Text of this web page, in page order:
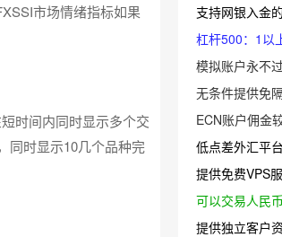
市场情绪指标如果
时间内同时显示多个交
同时显示10几个品种完
支持网银入金
杠杆500：1以
模拟账户永不
无条件提供免
ECN账户佣金
低点差外汇平台
提供免费VPS
可以交易人民
提供独立客户